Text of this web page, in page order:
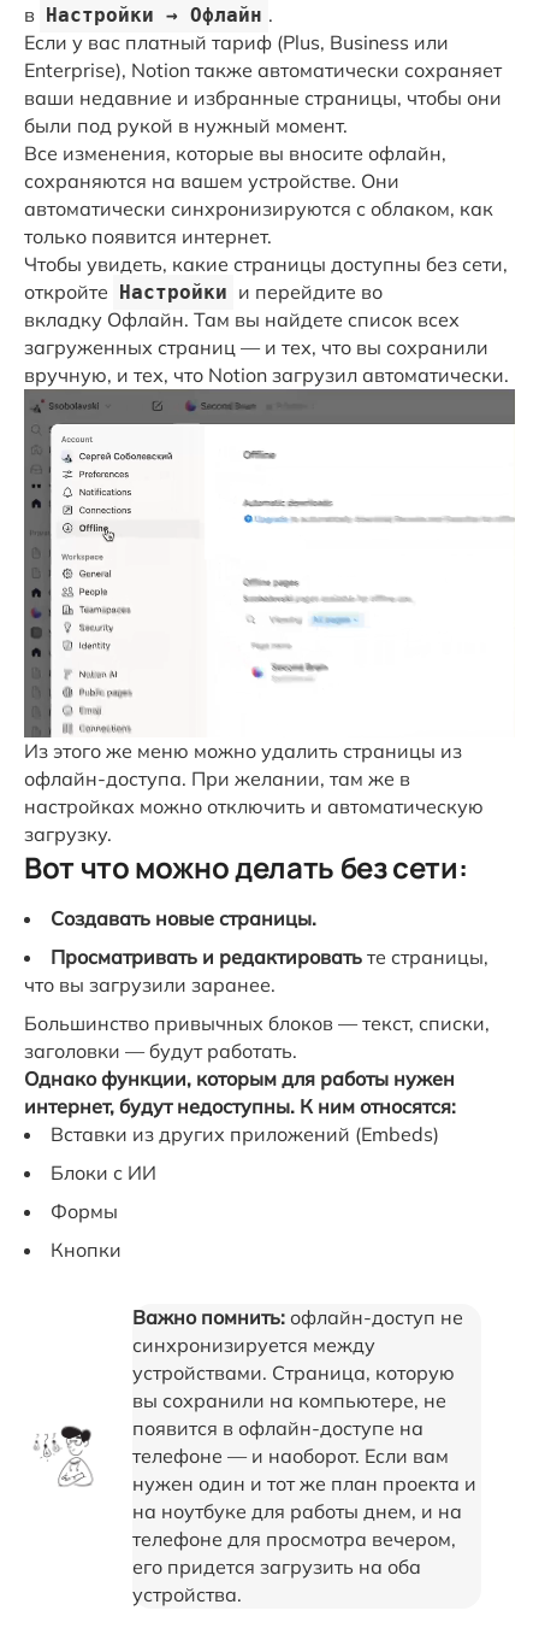
в Настройки → Офлайн .
Если у вас платный тариф (Plus, Business или
Enterprise), Notion также автоматически сохраняет
ваши недавние и избранные страницы, чтобы они
были под рукой в нужный момент.
Все изменения, которые вы вносите офлайн,
сохраняются на вашем устройстве. Они
автоматически синхронизируются с облаком, как
только появится интернет.
Чтобы увидеть, какие страницы доступны без сети,
откройте Настройки и перейдите во
вкладку Офлайн. Там вы найдете список всех
загруженных страниц — и тех, что вы сохранили
вручную, и тех, что Notion загрузил автоматически.
Из этого же меню можно удалить страницы из
офлайн-доступа. При желании, там же в
настройках можно отключить и автоматическую
загрузку.
Вот что можно делать без сети:
Создавать новые страницы.
Просматривать и редактировать те страницы,
что вы загрузили заранее.
Большинство привычных блоков — текст, списки,
заголовки — будут работать.
Однако функции, которым для работы нужен
интернет, будут недоступны. К ним относятся:
Вставки из других приложений (Embeds)
Блоки с ИИ
Формы
Кнопки
Важно помнить: офлайн-доступ не
синхронизируется между
устройствами. Страница, которую
вы сохранили на компьютере, не
появится в офлайн-доступе на
телефоне — и наоборот. Если вам
нужен один и тот же план проекта и
на ноутбуке для работы днем, и на
телефоне для просмотра вечером,
его придется загрузить на оба
устройства.